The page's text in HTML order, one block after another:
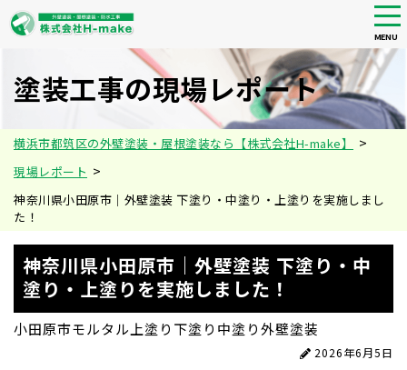
main
MENU
塗装工事の現場レポート
横浜市都筑区の外壁塗装・屋根塗装なら【株式会社H-make】 >
現場レポート >
神奈川県小田原市｜外壁塗装 下塗り・中塗り・上塗りを実施しまし
た！
神奈川県小田原市｜外壁塗装 下塗り・中
塗り・上塗りを実施しました！
小田原市モルタル 上塗り 下塗り 中塗り外壁塗装
2026年6月5日